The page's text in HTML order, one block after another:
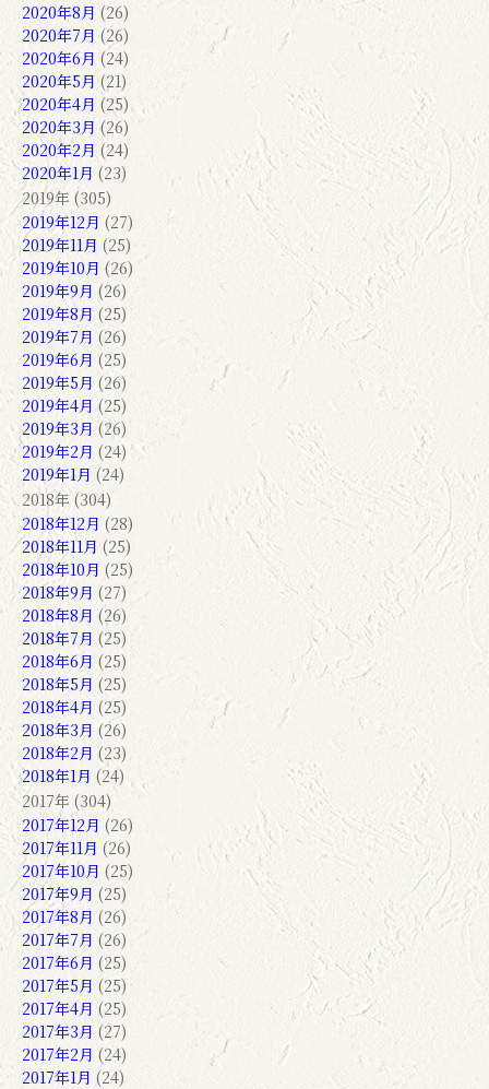
2020年8月 (26)
2020年7月 (26)
2020年6月 (24)
2020年5月 (21)
2020年4月 (25)
2020年3月 (26)
2020年2月 (24)
2020年1月 (23)
2019年 (305)
2019年12月 (27)
2019年11月 (25)
2019年10月 (26)
2019年9月 (26)
2019年8月 (25)
2019年7月 (26)
2019年6月 (25)
2019年5月 (26)
2019年4月 (25)
2019年3月 (26)
2019年2月 (24)
2019年1月 (24)
2018年 (304)
2018年12月 (28)
2018年11月 (25)
2018年10月 (25)
2018年9月 (27)
2018年8月 (26)
2018年7月 (25)
2018年6月 (25)
2018年5月 (25)
2018年4月 (25)
2018年3月 (26)
2018年2月 (23)
2018年1月 (24)
2017年 (304)
2017年12月 (26)
2017年11月 (26)
2017年10月 (25)
2017年9月 (25)
2017年8月 (26)
2017年7月 (26)
2017年6月 (25)
2017年5月 (25)
2017年4月 (25)
2017年3月 (27)
2017年2月 (24)
2017年1月 (24)